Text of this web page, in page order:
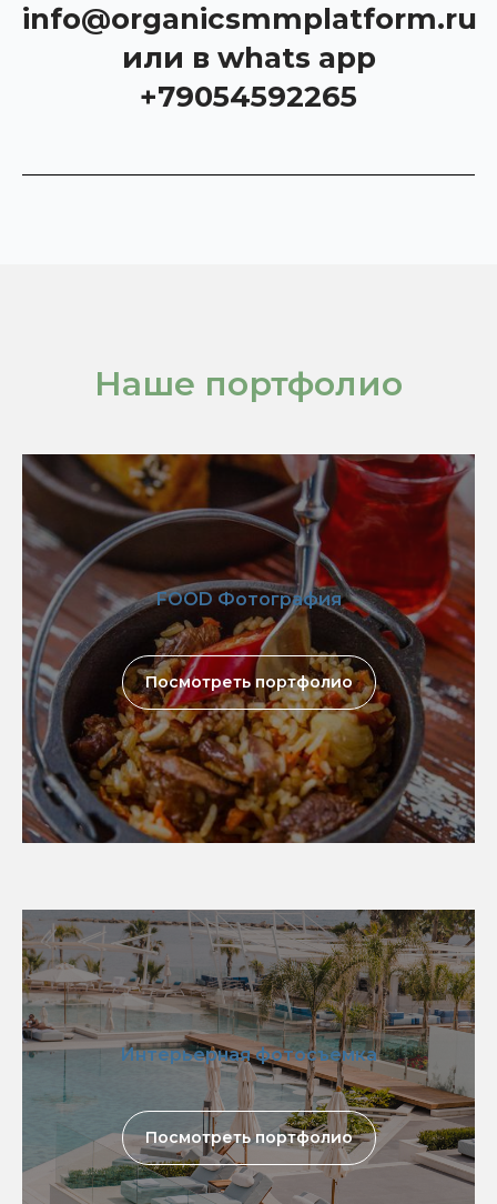
info@organicsmmplatform.ru
или в whats app
+79054592265
Наше портфолио
FOOD Фотография
Посмотреть портфолио
Интерьерная фотосъемка
Посмотреть портфолио